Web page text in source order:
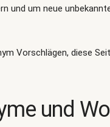
und um neue
Vorschlägen, diese
und